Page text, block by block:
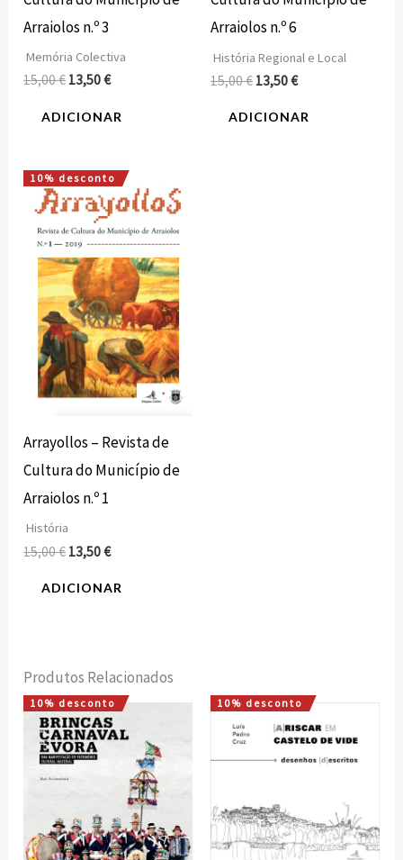
Arraiolos n.º 3
Memória Colectiva
15,00€ 13,50€
ADICIONAR
Arraiolos n.º 6
História Regional e Local
15,00€ 13,50€
ADICIONAR
10% desconto
Arrayollos – Revista de
Cultura do Município de
Arraiolos n.º 1
História
15,00€
O
preço
original
era:
15,00 €.
13,50€
O
preço
atual
é:
13,50 €.
ADICIONAR
Produtos Relacionados
10% desconto
O
preço
original
era:
15,00 €.
O
preço
atual
13,50 €.
10% desconto
O
preço
original
era:
O
preço
atual
é: